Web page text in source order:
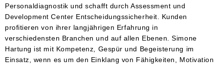
Personaldiagnostik und schafft durch Assessment und
Development Center Entscheidungssicherheit. Kunden
profitieren von ihrer langjährigen Erfahrung in
verschiedensten Branchen und auf allen Ebenen. Simone
Hartung ist mit Kompetenz, Gespür und Begeisterung im
Einsatz, wenn es um den Einklang von Fähigkeiten, Motivation